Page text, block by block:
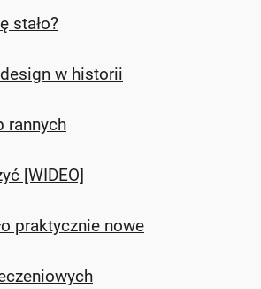
stało?
w historii
rannych
[WIDEO]
praktycznie nowe